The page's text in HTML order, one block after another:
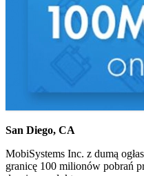
San Diego, CA
MobiSystems Inc. z dumą
granicę 100 milionów pobrań